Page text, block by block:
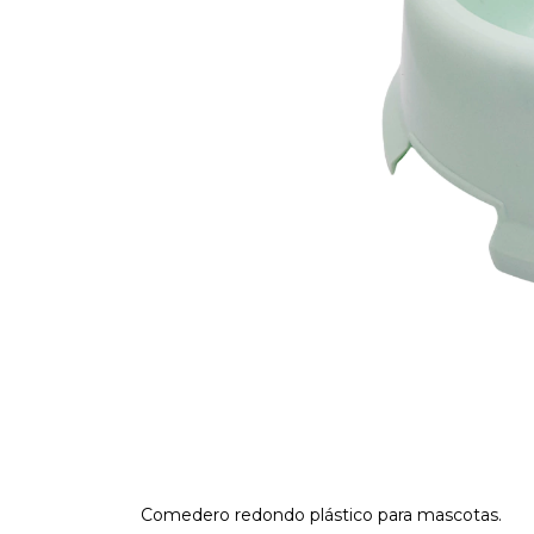
Comedero redondo plástico para mascotas.